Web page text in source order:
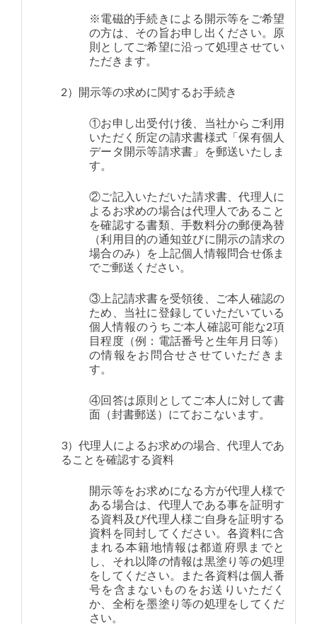
※電磁的手続きによる開示等をご希望
の方は、その旨お申し出ください。原
則としてご希望に沿って処理させてい
ただきます。
2）開示等の求めに関するお手続き
①お申し出受付け後、当社からご利用
いただく所定の請求書様式「保有個人
データ開示等請求書」を郵送いたしま
す。
②ご記入いただいた請求書、代理人に
よるお求めの場合は代理人であること
を確認する書類、手数料分の郵便為替
（利用目的の通知並びに開示の請求の
場合のみ）を上記個人情報問合せ係ま
でご郵送ください。
③上記請求書を受領後、ご本人確認の
ため、当社に登録していただいている
個人情報のうちご本人確認可能な2項
目程度（例：電話番号と生年月日等）
の情報をお問合せさせていただきま
す。
④回答は原則としてご本人に対して書
面（封書郵送）にておこないます。
3）代理人によるお求めの場合、代理人であ
ることを確認する資料
開示等をお求めになる方が代理人様で
ある場合は、代理人である事を証明す
る資料及び代理人様ご自身を証明する
資料を同封してください。各資料に含
まれる本籍地情報は都道府県までと
し、それ以降の情報は黒塗り等の処理
をしてください。また各資料は個人番
号を含まないものをお送りいただく
か、全桁を墨塗り等の処理をしてくだ
さい。